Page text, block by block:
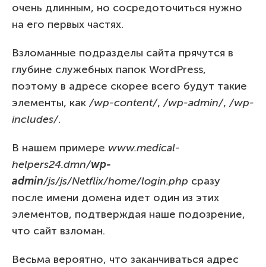
очень длинным, но сосредоточиться нужно
на его первых частях.
Взломанные подразделы сайта прячутся в
глубине служебных папок WordPress,
поэтому в адресе скорее всего будут такие
элементы, как /wp-content/, /wp-admin/, /wp-
includes/.
В нашем примере www.medical-
helpers24.dmn/wp-
admin/js/js/Netflix/home/login.php сразу
после имени домена идет один из этих
элементов, подтверждая наше подозрение,
что сайт взломан.
Весьма вероятно, что заканчиваться адрес